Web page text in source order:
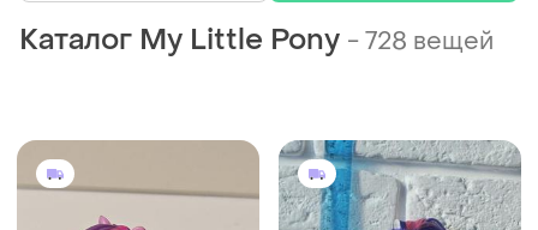
Каталог My Little Pony -728 вещей